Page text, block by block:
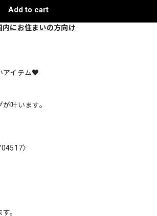
Add to cart
内にお住まいの方向け
アイテム♥
叶います。
〉
。